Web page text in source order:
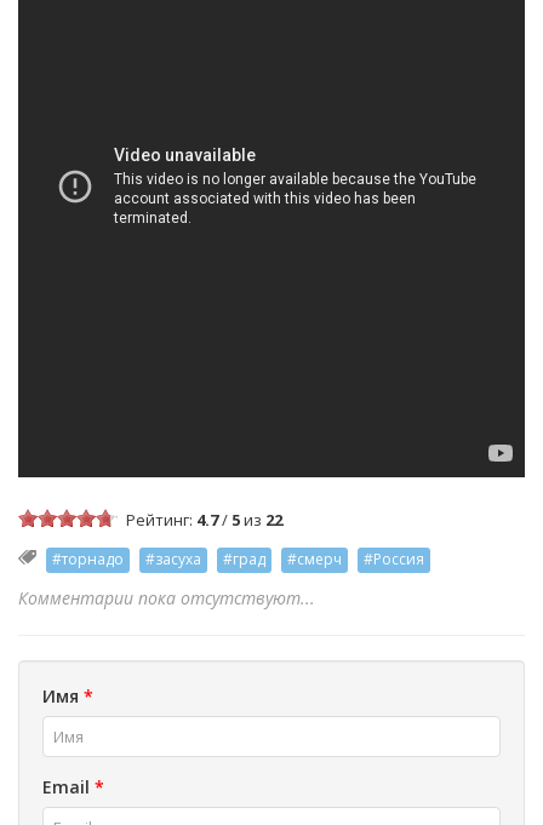
Рейтинг: 4.7/ 5из 22
#торнадо #засуха #град #смерч #Россия
Комментарии пока отсутствуют...
Имя *
Email *